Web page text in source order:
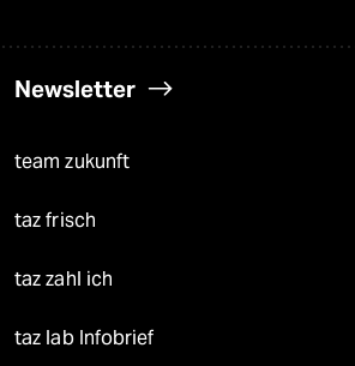
Newsletter
team zukunft
taz frisch
taz zahl ich
taz lab Infobrief